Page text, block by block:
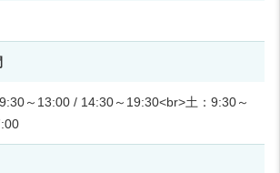
～13:00 / 14:30～19:30<br>土：9:30～